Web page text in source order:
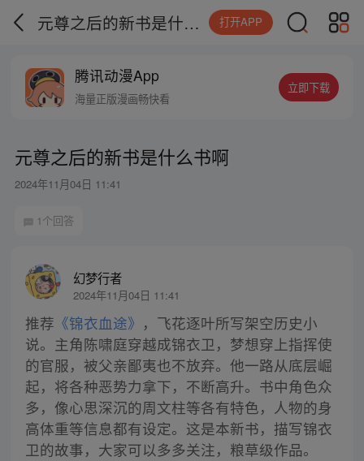
元尊之后的新书是什么书啊 打开APP
腾讯动漫App
海量正版漫画畅快看
立即下载
元尊之后的新书是什么书啊
2024年11月04日 11:41
1个回答
幻梦行者
2024年11月04日 11:41
推荐 《锦衣血途》 ，飞花逐叶所写架空历史小
说。主角陈啸庭穿越成锦衣卫，梦想穿上指挥使
的官服，被父亲鄙夷也不放弃。他一路从底层崛
起，将各种恶势力拿下，不断高升。书中角色众
多，像心思深沉的周文柱等各有特色，人物的身
高体重等信息都有设定。这是本新书，描写锦衣
卫的故事，大家可以多多关注，粮草级作品。